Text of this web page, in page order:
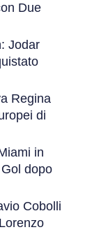
Due
Jodar
Regina
di
in
dopo
Cobolli